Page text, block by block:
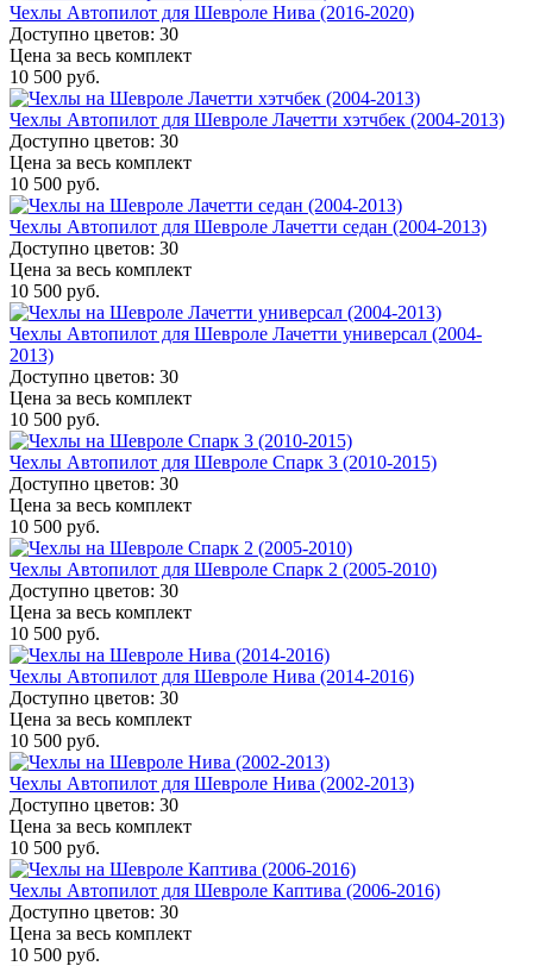
Чехлы Автопилот для Шевроле Нива (2016-2020)
Доступно цветов: 30
Цена за весь комплект
10 500 руб.
Чехлы Автопилот для Шевроле Лачетти хэтчбек (2004-2013)
Доступно цветов: 30
Цена за весь комплект
10 500 руб.
Чехлы Автопилот для Шевроле Лачетти седан (2004-2013)
Доступно цветов: 30
Цена за весь комплект
10 500 руб.
Чехлы Автопилот для Шевроле Лачетти универсал (2004-
2013)
Доступно цветов: 30
Цена за весь комплект
10 500 руб.
Чехлы Автопилот для Шевроле Спарк 3 (2010-2015)
Доступно цветов: 30
Цена за весь комплект
10 500 руб.
Чехлы Автопилот для Шевроле Спарк 2 (2005-2010)
Доступно цветов: 30
Цена за весь комплект
10 500 руб.
Чехлы Автопилот для Шевроле Нива (2014-2016)
Доступно цветов: 30
Цена за весь комплект
10 500 руб.
Чехлы Автопилот для Шевроле Нива (2002-2013)
Доступно цветов: 30
Цена за весь комплект
10 500 руб.
Чехлы Автопилот для Шевроле Каптива (2006-2016)
Доступно цветов: 30
Цена за весь комплект
10 500 руб.